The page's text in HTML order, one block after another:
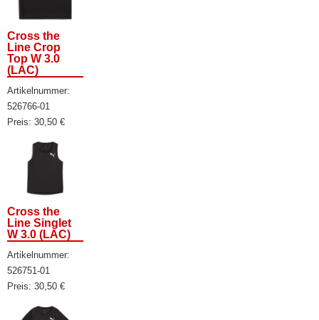
Cross the
Line Crop
Top W 3.0
(LAC)
Artikelnummer:
526766-01
Preis: 30,50 €
Cross the
Line Singlet
W 3.0 (LAC)
Artikelnummer:
526751-01
Preis: 30,50 €